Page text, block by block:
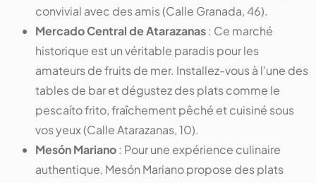
convivial avec des amis (Calle Granada, 46).
Mercado Central de Atarazanas: Ce marché
historique est un véritable paradis pour les
amateurs de fruits de mer. Installez-vous à l'une des
tables de bar et dégustez des plats comme le
pescaíto frito, fraîchement pêché et cuisiné sous
vos yeux (Calle Atarazanas, 10).
Mesón Mariano: Pour une expérience culinaire
authentique, Mesón Mariano propose des plats